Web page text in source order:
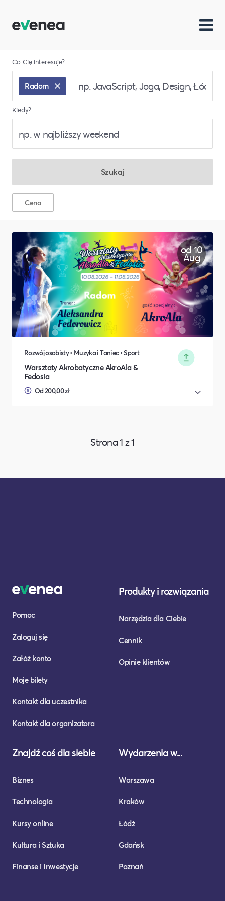
Co Cię interesuje?
Radom
Kiedy?
Szukaj
Cena
od 10
Aug
Rozwój osobisty • Muzyka i Taniec • Sport
Warsztaty Akrobatyczne AkroAla &
Fedosia
Od 200,00 zł
Strona1 z1
Pomoc
Zaloguj się
Załóż konto
Moje bilety
Kontakt dla uczestnika
Kontakt dla organizatora
Produkty i rozwiązania
Narzędzia dla Ciebie
Cennik
Opinie klientów
Znajdź coś dla siebie
Biznes
Technologia
Kursy online
Kultura i Sztuka
Finanse i Inwestycje
Wydarzenia w...
Warszawa
Kraków
Łódź
Gdańsk
Poznań